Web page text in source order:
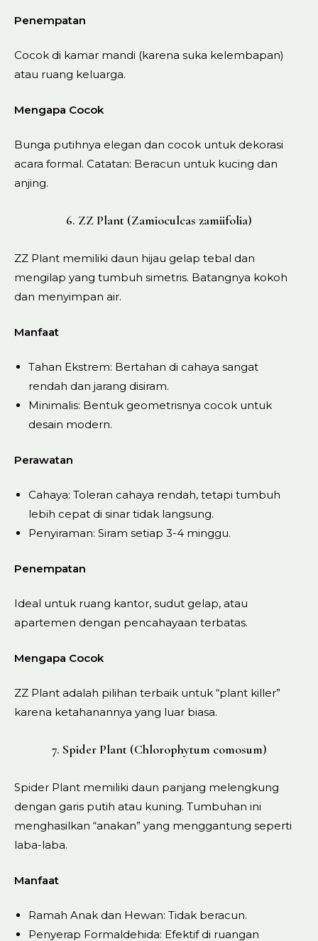
Penempatan
Cocok di kamar mandi (karena suka kelembapan)
atau ruang keluarga.
Mengapa Cocok
Bunga putihnya elegan dan cocok untuk dekorasi
acara formal. Catatan: Beracun untuk kucing dan
anjing.
6. ZZ Plant (Zamioculcas zamiifolia)
ZZ Plant memiliki daun hijau gelap tebal dan
mengilap yang tumbuh simetris. Batangnya kokoh
dan menyimpan air.
Manfaat
Tahan Ekstrem: Bertahan di cahaya sangat
rendah dan jarang disiram.
Minimalis: Bentuk geometrisnya cocok untuk
desain modern.
Perawatan
Cahaya: Toleran cahaya rendah, tetapi tumbuh
lebih cepat di sinar tidak langsung.
Penyiraman: Siram setiap 3-4 minggu.
Penempatan
Ideal untuk ruang kantor, sudut gelap, atau
apartemen dengan pencahayaan terbatas.
Mengapa Cocok
ZZ Plant adalah pilihan terbaik untuk “plant killer”
karena ketahanannya yang luar biasa.
7. Spider Plant (Chlorophytum comosum)
Spider Plant memiliki daun panjang melengkung
dengan garis putih atau kuning. Tumbuhan ini
menghasilkan “anakan” yang menggantung seperti
laba-laba.
Manfaat
Ramah Anak dan Hewan: Tidak beracun.
Penyerap Formaldehida: Efektif di ruangan